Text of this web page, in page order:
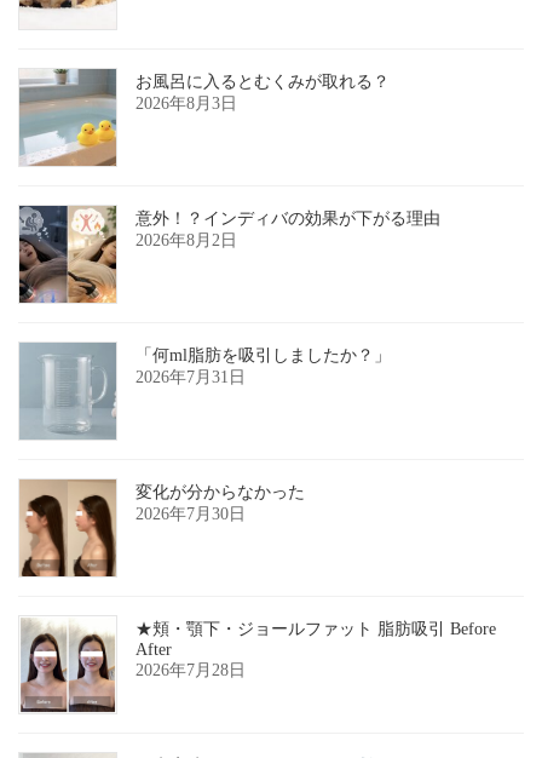
お風呂に入るとむくみが取れる？
2026年8月3日
意外！？インディバの効果が下がる理由
2026年8月2日
「何ml脂肪を吸引しましたか？」
2026年7月31日
変化が分からなかった
2026年7月30日
★頬・顎下・ジョールファット 脂肪吸引 Before
After
2026年7月28日